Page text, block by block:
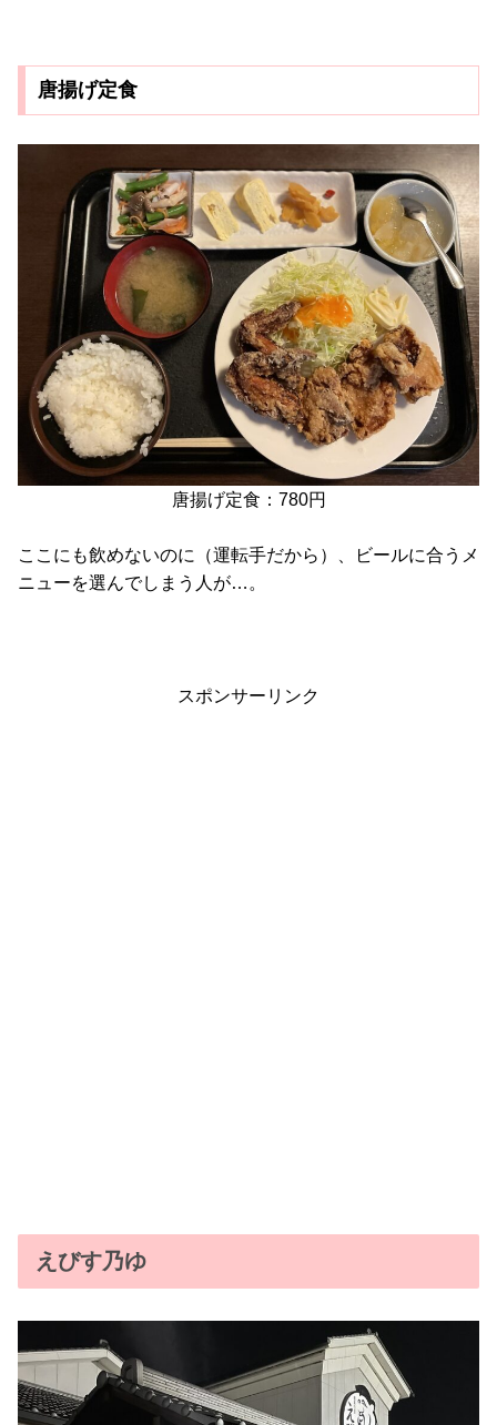
唐揚げ定食
唐揚げ定食：780円
ここにも飲めないのに（運転手だから）、ビールに合うメ
ニューを選んでしまう人が…。
スポンサーリンク
えびす乃ゆ